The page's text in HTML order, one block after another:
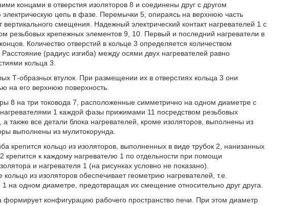
концами в отверстия изоляторов 8 и соединены друг с другом
цепь в фазе. Перемычки 5, опираясь на верхнюю часть
смещения. Надежный электрический контакт нагревателей 1 с
резьбовых крепежных элементов 9, 10. Первый и последний нагреватели в
Количество отверстий в кольце 3 определяется количеством
(радиус изгиба) между осями двух нагревателей равно
кольца 3.
Т-образных втулок. При размещении их в отверстиях кольца 3 они
на его верхнюю поверхность.
8 на три токовода 7, расположенные симметрично на одном диаметре с
1 каждой фазы прижимами 11 посредством резьбовых
также все детали блока нагревателей, кроме изоляторов, выполнены из
выполнены из мулитокорунда.
крепится кольцо из изоляторов, выполненных в виде трубок 2, нанизанных
крепится к каждому нагревателю 1 по отдельности при помощи
и нагревателя 1 (на рисунках условно не показано).
из изоляторов обеспечивает геометрию нагревателей, т.е.
на одном диаметре, предотвращая их смещение относительно друг друга.
формирует конфигурацию рабочего пространство печи. При этом диаметр